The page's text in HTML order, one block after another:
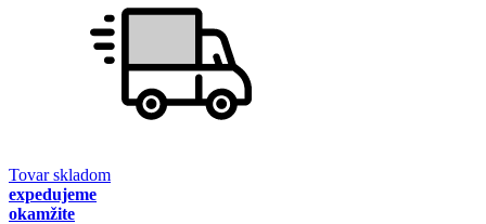
Tovar skladom
expedujeme
okamžite